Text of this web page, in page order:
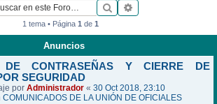
r
Buscar
1 tema • Página 1de 1
Anuncios
DE CONTRASEÑAS Y CIERRE DE
SEGURIDAD
por Administrador « 30 Oct 2018, 23:10
COMUNICADOS DE LA UNIÓN DE OFICIALES